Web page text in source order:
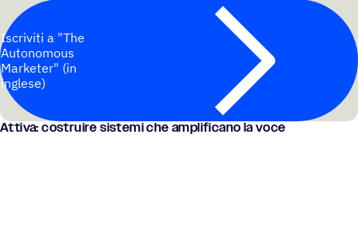
Iscriviti a "The
Autonomous
Marketer" (in
inglese)
Attiva: costruire sistemi che ampli­fi­cano la voce